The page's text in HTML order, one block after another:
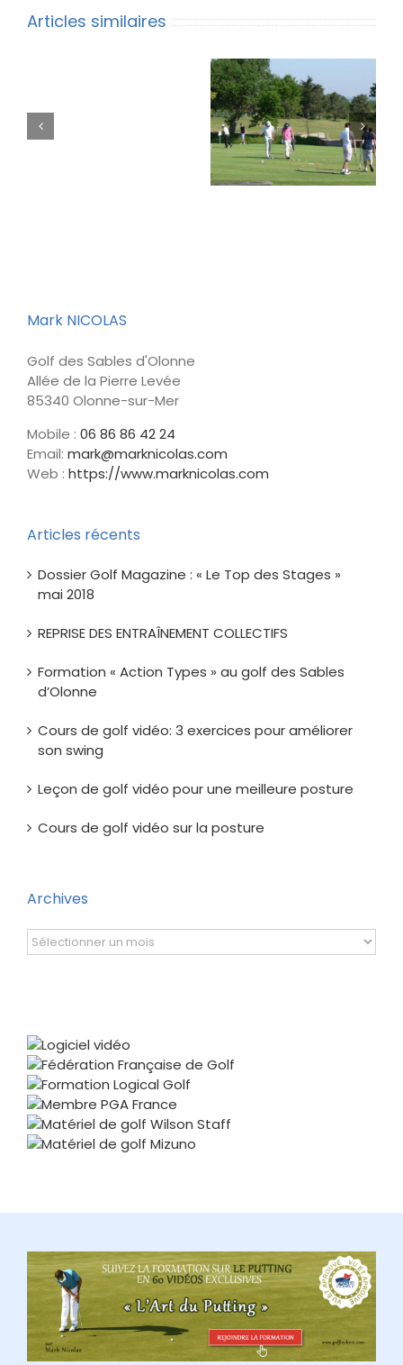
Articles similaires
Formation « Action
Types » au golf des
Sables d’Olonne
Mark NICOLAS
Golf des Sables d'Olonne
Allée de la Pierre Levée
85340 Olonne-sur-Mer
Mobile : 06 86 86 42 24
Email: mark@marknicolas.com
Web : https://www.marknicolas.com
Articles récents
Dossier Golf Magazine : « Le Top des Stages »
mai 2018
REPRISE DES ENTRAÎNEMENT COLLECTIFS
Formation « Action Types » au golf des Sables
d’Olonne
Cours de golf vidéo: 3 exercices pour améliorer
son swing
Leçon de golf vidéo pour une meilleure posture
Cours de golf vidéo sur la posture
Archives
Archives